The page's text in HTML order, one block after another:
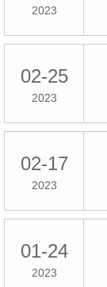
2023
02-25
2023
02-17
2023
01-24
2023